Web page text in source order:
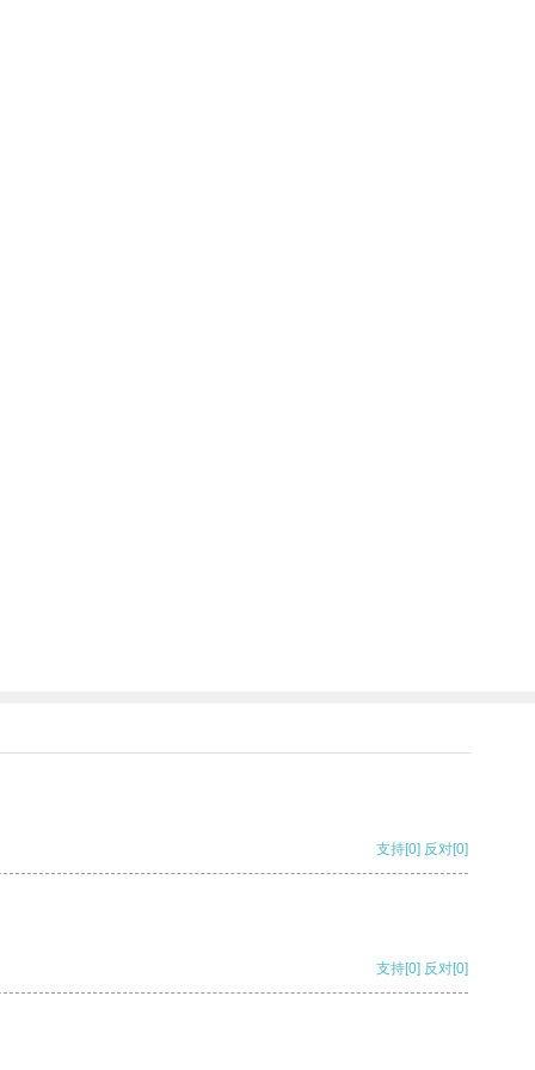
支持[0] 反对[0]
支持[0] 反对[0]